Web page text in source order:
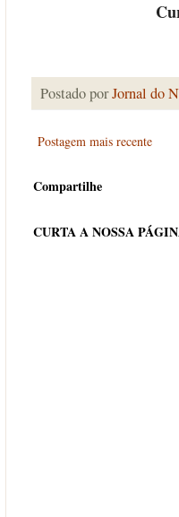
Postado porJornal do
Postagem mais recente
Compartilhe
CURTA A NOSSA